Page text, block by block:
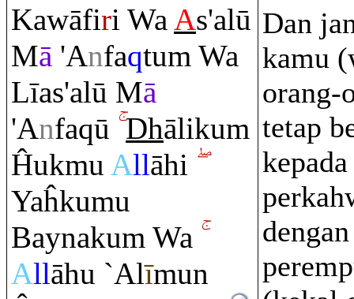
Kawāfiri WaAs'alū
Mā 'Anfaqtum Wa
Līas'alū Mā
'Anfaqū Dhālikum
Ĥukmu Allāhi
Yaĥkumu
Baynakum Wa
Allāhu `Alīmun
Dan
kamu
orang-
tetap